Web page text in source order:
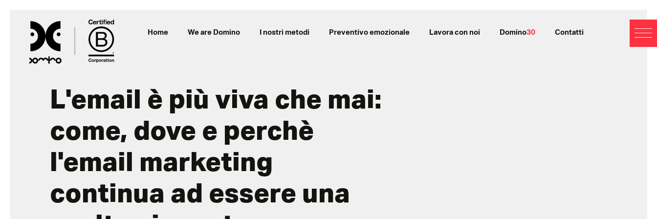
Home We are Domino I nostri metodi Preventivo emozionale Lavora con noi Domino30 Contatti
L'email è più viva che mai:
come, dove e perchè
l'email marketing
continua ad essere una